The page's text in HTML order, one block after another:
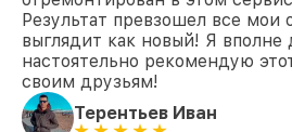
Результат превзошел все мои
выглядит как новый! Я вполне
настоятельно рекомендую
своим друзьям!
Терентьев Иван